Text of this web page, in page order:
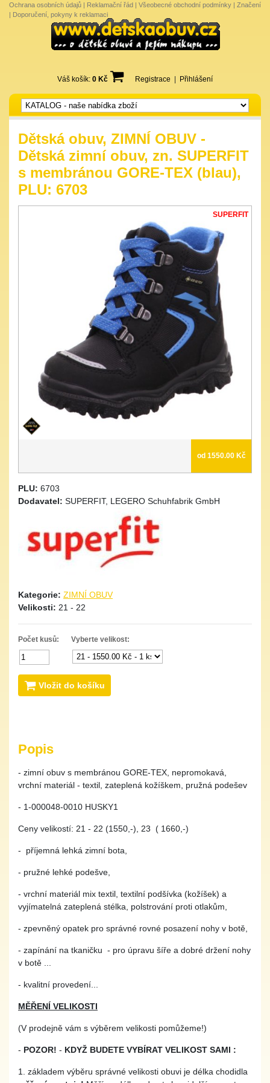
Ochrana osobních údajů | Reklamační řád | Všeobecné obchodní podmínky | Značení
| Doporučení, pokyny k reklamaci
Váš košík: 0 Kč Registrace Přihlášení
Dětská obuv, ZIMNÍ OBUV -
Dětská zimní obuv, zn. SUPERFIT
s membránou GORE-TEX (blau),
PLU: 6703
SUPERFIT
od 1550.00 Kč
PLU: 6703
Dodavatel: SUPERFIT, LEGERO Schuhfabrik GmbH
Kategorie: ZIMNÍ OBUV
Velikosti: 21 - 22
Počet kusů: Vyberte velikost:
Vložit do košíku
Popis
- zimní obuv s membránou GORE-TEX, nepromokavá,
vrchní materiál - textil, zateplená kožíškem, pružná podešev
- 1-000048-0010 HUSKY1
Ceny velikostí: 21 - 22 (1550,-), 23 ( 1660,-)
- příjemná lehká zimní bota,
- pružné lehké podešve,
- vrchní materiál mix textil, textilní podšívka (kožíšek) a
vyjímatelná zateplená stélka, polstrování proti otlakům,
- zpevněný opatek pro správné rovné posazení nohy v botě,
- zapínání na tkaničku - pro úpravu šíře a dobré držení nohy
v botě ...
- kvalitní provedení...
MĚŘENÍ VELIKOSTI
(V prodejně vám s výběrem velikosti pomůžeme!)
- POZOR! - KDYŽ BUDETE VYBÍRAT VELIKOST SAMI :
1. základem výběru správné velikosti obuvi je délka chodidla